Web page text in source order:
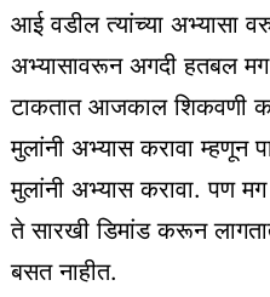
आई वडील त्यांच्या अभ्यासा
अभ्यासावरून अगदी हतबल
टाकतात आजकाल शिकवणी
मुलांनी अभ्यास करावा
मुलांनी अभ्यास करावा. पण
ते सारखी डिमांड करून
बसत नाहीत.